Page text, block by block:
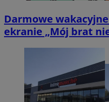
Darmowe
ekranie „Mój brat